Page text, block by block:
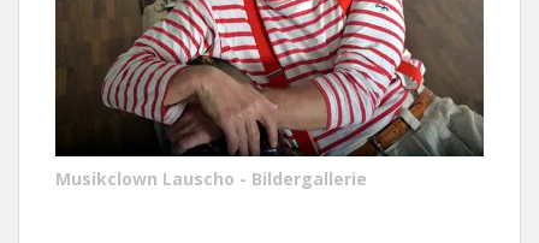
Musikclown Lauscho - Bildergallerie